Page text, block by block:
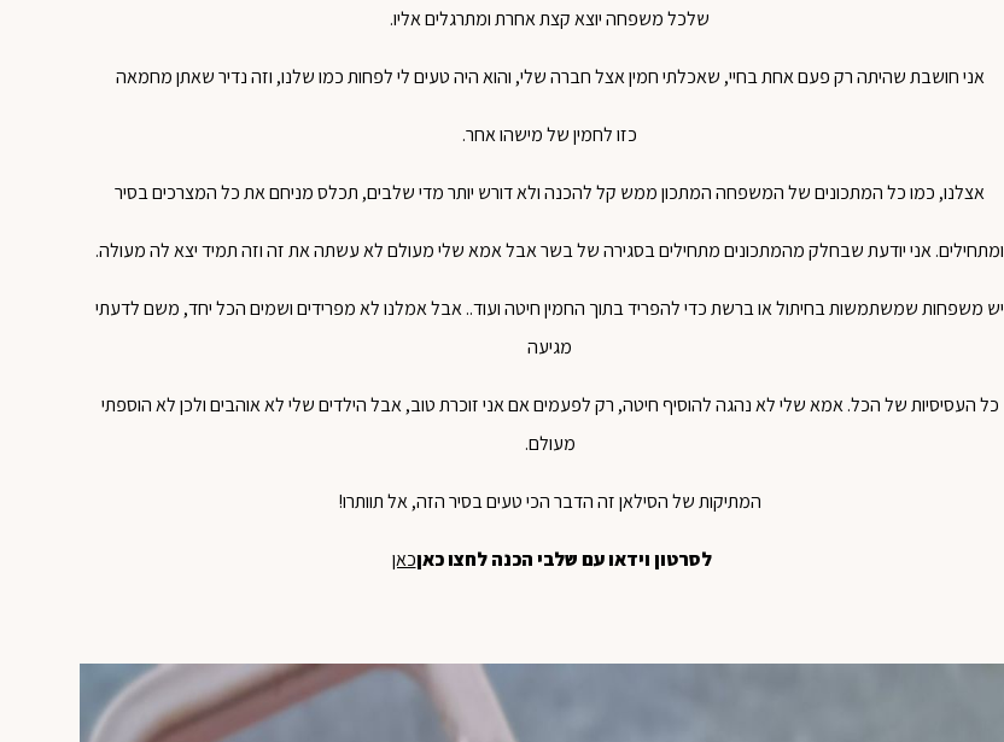
שלכל משפחה יוצא קצת אחרת ומתרגלים אליו.
אני חושבת שהיתה רק פעם אחת בחיי, שאכלתי חמין אצל חברה שלי, והוא היה טעים לי לפחות כמו שלנו, וזה נדיר שאתן מחמאה
כזו לחמין של מישהו אחר.
אצלנו, כמו כל המתכונים של המשפחה המתכון ממש קל להכנה ולא דורש יותר מדי שלבים, תכלס מניחם את כל המצרכים בסיר
ומתחילים. אני יודעת שבחלק מהמתכונים מתחילים בסגירה של בשר אבל אמא שלי מעולם לא עשתה את זה וזה תמיד יצא לה מעולה.
יש משפחות שמשתמשות בחיתול או ברשת כדי להפריד בתוך החמין חיטה ועוד.. אבל אמלנו לא מפרידים ושמים הכל יחד, משם לדעתי
מגיעה
כל העסיסיות של הכל. אמא שלי לא נהגה להוסיף חיטה, רק לפעמים אם אני זוכרת טוב, אבל הילדים שלי לא אוהבים ולכן לא הוספתי
מעולם.
המתיקות של הסילאן זה הדבר הכי טעים בסיר הזה, אל תוותרו!
לסרטון וידאו עם שלבי הכנה לחצו כאןכאן